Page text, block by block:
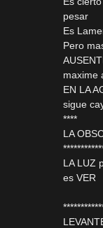
pesar
Es
Pero
maxime
EN LA
sigue
****
LA
LA LUZ
es VER